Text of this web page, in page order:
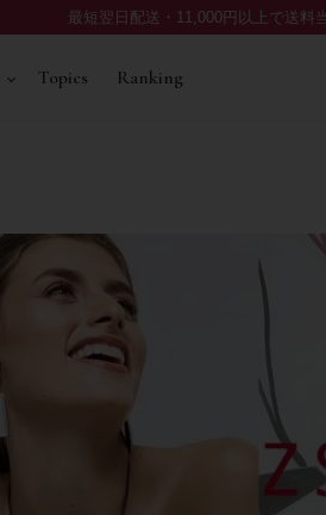
最短翌日配送・11,000円以上で送料
Topics Ranking